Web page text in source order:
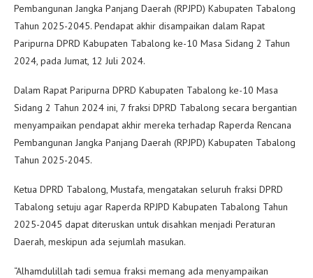
Pembangunan Jangka Panjang Daerah (RPJPD) Kabupaten Tabalong
Tahun 2025-2045. Pendapat akhir disampaikan dalam Rapat
Paripurna DPRD Kabupaten Tabalong ke-10 Masa Sidang 2 Tahun
2024, pada Jumat, 12 Juli 2024.
Dalam Rapat Paripurna DPRD Kabupaten Tabalong ke-10 Masa
Sidang 2 Tahun 2024 ini, 7 fraksi DPRD Tabalong secara bergantian
menyampaikan pendapat akhir mereka terhadap Raperda Rencana
Pembangunan Jangka Panjang Daerah (RPJPD) Kabupaten Tabalong
Tahun 2025-2045.
Ketua DPRD Tabalong, Mustafa, mengatakan seluruh fraksi DPRD
Tabalong setuju agar Raperda RPJPD Kabupaten Tabalong Tahun
2025-2045 dapat diteruskan untuk disahkan menjadi Peraturan
Daerah, meskipun ada sejumlah masukan.
“Alhamdulillah tadi semua fraksi memang ada menyampaikan